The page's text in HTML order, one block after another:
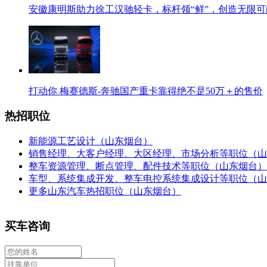
安徽康明斯助力徐工汉驰轻卡，标杆领“鲜”，创造无限
打动你 梅赛德斯-奔驰国产重卡靠得绝不是50万＋的售价
热招职位
新能源工艺设计（山东烟台）
销售经理、大客户经理、大区经理、市场分析等职位（山
整车资源管理、断点管理、配件技术等职位（山东烟台）
车型、系统集成开发、整车电控系统集成设计等职位（山
更多山东汽车热招职位（山东烟台）
买车咨询